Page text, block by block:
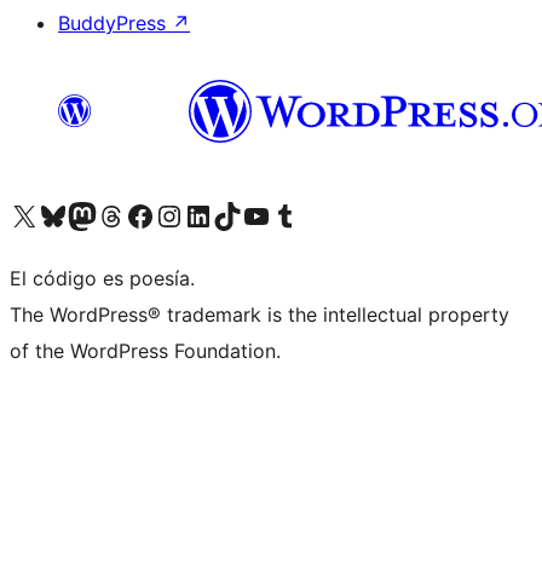
BuddyPress ↗
Visita nuestra cuenta de X (anteriormente Twitter)
Visita nuestra cuenta de Bluesky
Visita nuestra cuenta de Mastodon
Visita nuestra cuenta de Threads
Visita nuestra página de Facebook
Visita nuestra cuenta de Instagram
Visita nuestra cuenta de LinkedIn
Visita nuestra cuenta de TikTok
Visita nuestro canal de YouTube
Visita nuestra cuenta de Tumblr
El código es poesía.
The WordPress® trademark is the intellectual property
of the WordPress Foundation.